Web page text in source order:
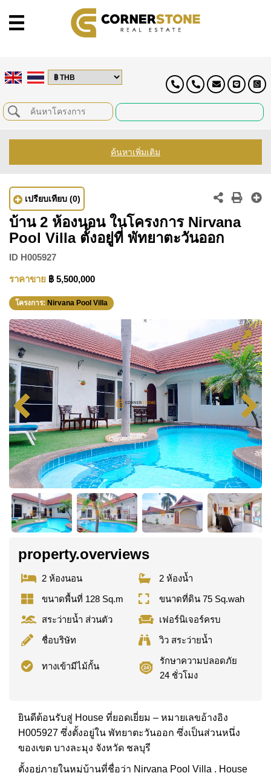
ค้นหาเพิ่มเติม
เปรียบเทียบ (0)
บ้าน 2 ห้องนอน ในโครงการ Nirvana
Pool Villa ตั้งอยู่ที่ พัทยาตะวันออก
ID H005927
ราคาขาย ฿ 5,500,000
โครงการ: Nirvana Pool Villa
property.overviews
2 ห้องนอน
2 ห้องน้ำ
ขนาดพื้นที่ 128 Sq.m
ขนาดที่ดิน 75 Sq.wah
สระว่ายน้ำ ส่วนตัว
เฟอร์นิเจอร์ครบ
ชื่อบริษัท
วิว สระว่ายน้ำ
ทางเข้ามีไม้กั้น
รักษาความปลอดภัย
24 ชั่วโมง
ยินดีต้อนรับสู่ House ที่ยอดเยี่ยม – หมายเลขอ้างอิง
H005927 ซึ่งตั้งอยู่ใน พัทยาตะวันออก ซึ่งเป็นส่วนหนึ่ง
ของเขต บางละมุง จังหวัด ชลบุรี
ตั้งอยู่ภายในหมู่บ้านที่ชื่อว่า Nirvana Pool Villa . House